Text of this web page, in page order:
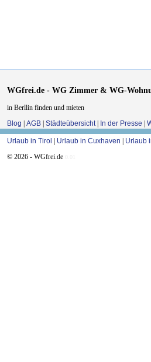
WGfrei.de - WG Zimmer & WG-
in Berllin finden und mieten
Blog | AGB | Städteübersicht | In der Presse |
Urlaub in Tirol | Urlaub in Cuxhaven | Urlaub
© 2026 - WGfrei.de